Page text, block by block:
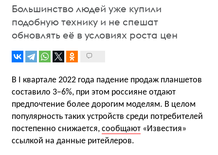
Большинство людей уже купили
подобную технику и не спешат
обновлять её в условиях роста цен
В I квартале 2022 года падение продаж планшетов
составило 3−6%, при этом россияне отдают
предпочтение более дорогим моделям. В целом
популярность таких устройств среди потребителей
постепенно снижается, сообщают «Известия»
ссылкой на данные ритейлеров.